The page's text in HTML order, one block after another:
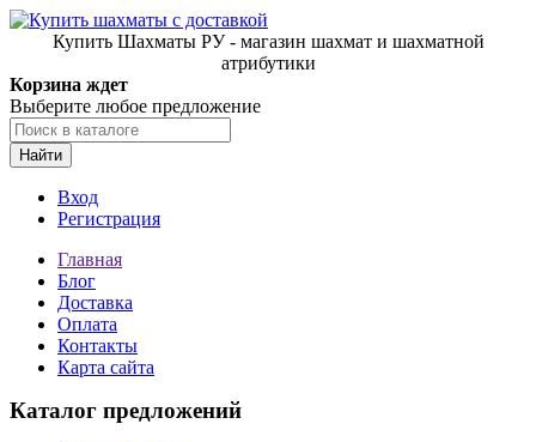
Купить Шахматы РУ - магазин шахмат и шахматной
атрибутики
Корзина ждет
Выберите любое предложение
Найти
Вход
Регистрация
Главная
Блог
Доставка
Оплата
Контакты
Карта сайта
Каталог предложений